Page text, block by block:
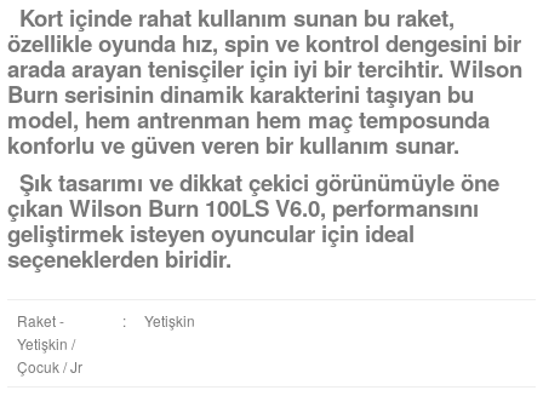
Kort içinde rahat kullanım sunan bu raket,
özellikle oyunda hız, spin ve kontrol dengesini bir
arada arayan tenisçiler için iyi bir tercihtir. Wilson
Burn serisinin dinamik karakterini taşıyan bu
model, hem antrenman hem maç temposunda
konforlu ve güven veren bir kullanım sunar.
Şık tasarımı ve dikkat çekici görünümüyle öne
çıkan Wilson Burn 100LS V6.0, performansını
geliştirmek isteyen oyuncular için ideal
seçeneklerden biridir.
Raket -
Yetişkin /
Çocuk / Jr
: Yetişkin